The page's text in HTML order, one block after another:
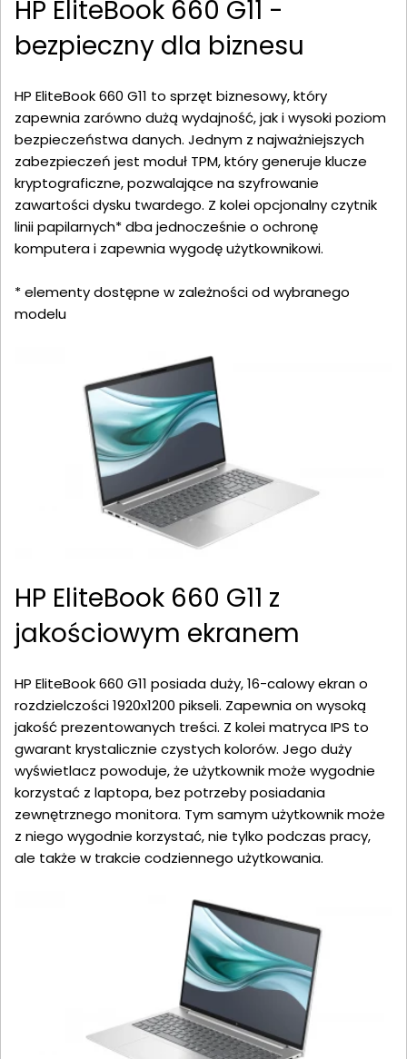
HP EliteBook 660 G11 -
bezpieczny dla biznesu
HP EliteBook 660 G11 to sprzęt biznesowy, który
zapewnia zarówno dużą wydajność, jak i wysoki poziom
bezpieczeństwa danych. Jednym z najważniejszych
zabezpieczeń jest moduł TPM, który generuje klucze
kryptograficzne, pozwalające na szyfrowanie
zawartości dysku twardego. Z kolei opcjonalny czytnik
linii papilarnych* dba jednocześnie o ochronę
komputera i zapewnia wygodę użytkownikowi.
* elementy dostępne w zależności od wybranego
modelu
HP EliteBook 660 G11 z
jakościowym ekranem
HP EliteBook 660 G11 posiada duży, 16-calowy ekran o
rozdzielczości 1920x1200 pikseli. Zapewnia on wysoką
jakość prezentowanych treści. Z kolei matryca IPS to
gwarant krystalicznie czystych kolorów. Jego duży
wyświetlacz powoduje, że użytkownik może wygodnie
korzystać z laptopa, bez potrzeby posiadania
zewnętrznego monitora. Tym samym użytkownik może
z niego wygodnie korzystać, nie tylko podczas pracy,
ale także w trakcie codziennego użytkowania.